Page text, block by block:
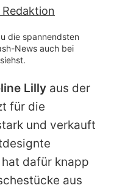
die spannendsten
News auch bei
Lilly aus der
für die
und verkauft
dafür knapp
aus